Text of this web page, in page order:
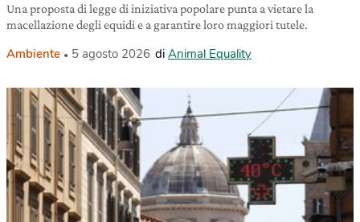
Una proposta di legge di iniziativa popolare punta a vietare la
macellazione degli equidi e a garantire loro maggiori tutele.
Ambiente 5 agosto 2026 di Animal Equality